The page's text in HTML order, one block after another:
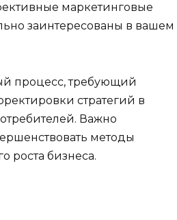
маркетинговые
заинтересованы в вашем
процесс, требующий
стратегий в
Важно
методы
роста бизнеса.